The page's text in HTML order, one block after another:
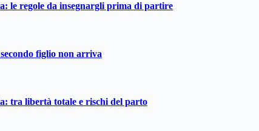
le regole da insegnargli prima di partire
figlio non arriva
tra libertà totale e rischi del parto